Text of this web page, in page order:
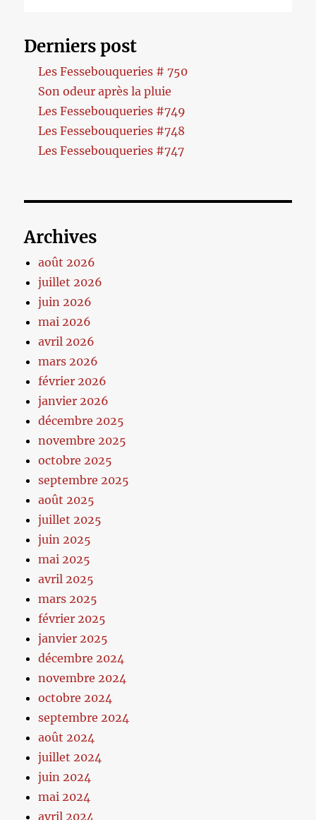
Derniers post
Les Fessebouqueries # 750
Son odeur après la pluie
Les Fessebouqueries #749
Les Fessebouqueries #748
Les Fessebouqueries #747
Archives
août 2026
juillet 2026
juin 2026
mai 2026
avril 2026
mars 2026
février 2026
janvier 2026
décembre 2025
novembre 2025
octobre 2025
septembre 2025
août 2025
juillet 2025
juin 2025
mai 2025
avril 2025
mars 2025
février 2025
janvier 2025
décembre 2024
novembre 2024
octobre 2024
septembre 2024
août 2024
juillet 2024
juin 2024
mai 2024
avril 2024